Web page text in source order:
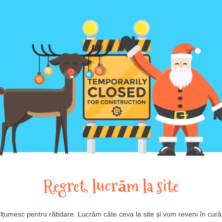
Regret, lucrăm la site
pentru răbdare. Lucrăm câte ceva la site și vom reveni în